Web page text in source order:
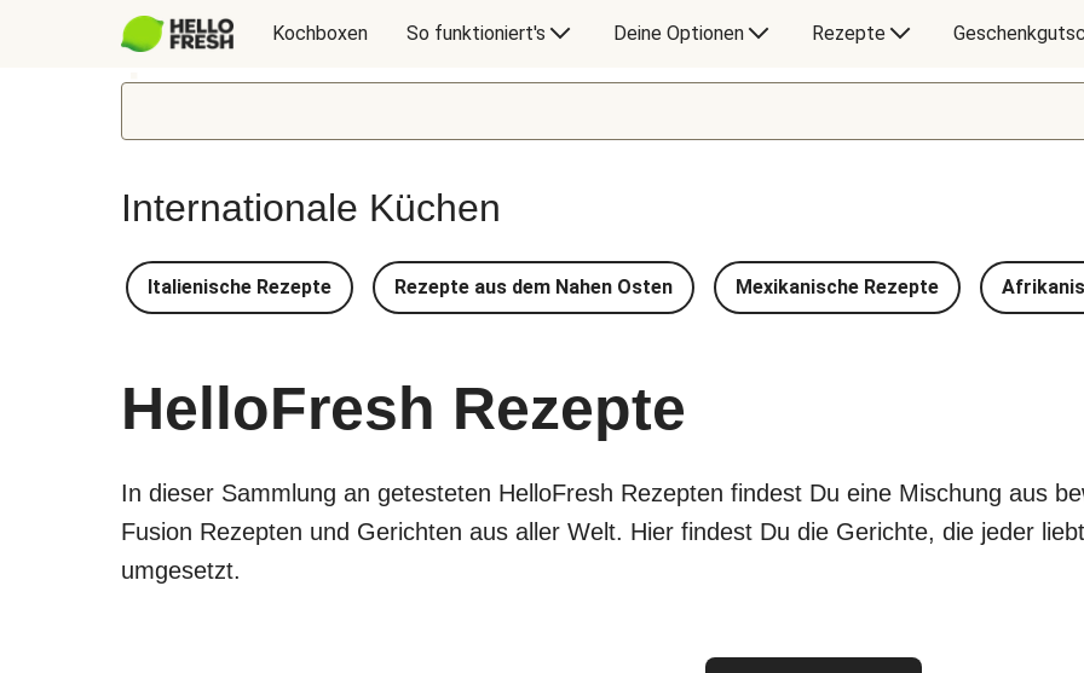
Kochboxen So funktioniert's Deine Optionen Rezepte
Internationale Küchen
Italienische Rezepte Rezepte aus dem Nahen Osten Mexikanische Rezepte
HelloFresh Rezepte
In dieser Sammlung an getesteten HelloFresh Rezepten findest Du eine Mischung aus
Fusion Rezepten und Gerichten aus aller Welt. Hier findest Du die Gerichte, die jeder
umgesetzt.